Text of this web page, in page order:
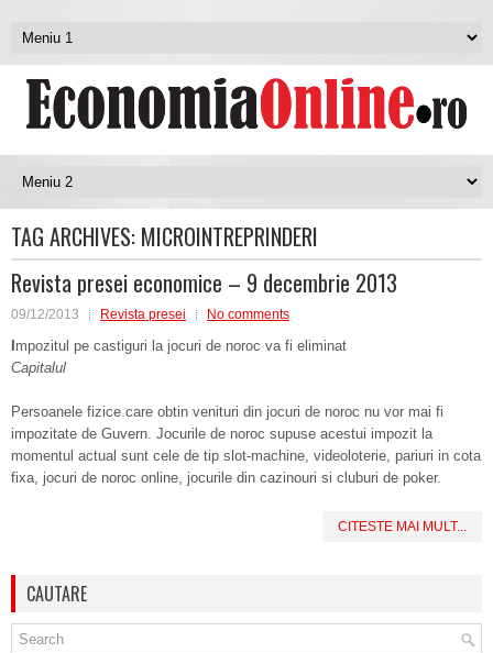
TAG ARCHIVES: MICROINTREPRINDERI
Revista presei economice – 9 decembrie 2013
09/12/2013 Revista presei No comments
mpozitul pe castiguri la jocuri de noroc va fi eliminat
Capitalul
Persoanele fizice care obtin venituri din jocuri de noroc nu vor mai fi
impozitate de Guvern. Jocurile de noroc supuse acestui impozit la
momentul actual sunt cele de tip slot-machine, videoloterie, pariuri in cota
fixa, jocuri de noroc online, jocurile din cazinouri si cluburi de poker.
CITESTE MAI MULT...
CAUTARE